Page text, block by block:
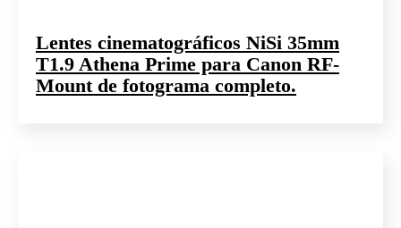
Lentes cinematográficos NiSi 35mm
T1.9 Athena Prime para Canon RF-
Mount de fotograma completo.